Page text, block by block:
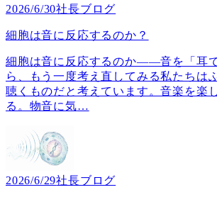
2026/6/30社長ブログ
細胞は音に反応するのか？
細胞は音に反応するのか――音を「耳
ら、もう一度考え直してみる私たちは
聴くものだと考えています。音楽を楽
る。物音に気…
2026/6/29社長ブログ